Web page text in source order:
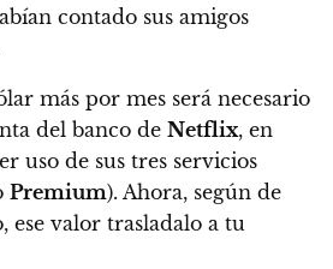
contado sus amigos
más por mes será necesario
del banco de Netflix, en
uso de sus tres servicios
Premium). Ahora, según de
ese valor trasladalo a tu